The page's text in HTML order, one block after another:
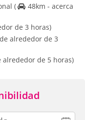
(
48km - acerca
de 3 horas)
alrededor de 3
alrededor de 5 horas)